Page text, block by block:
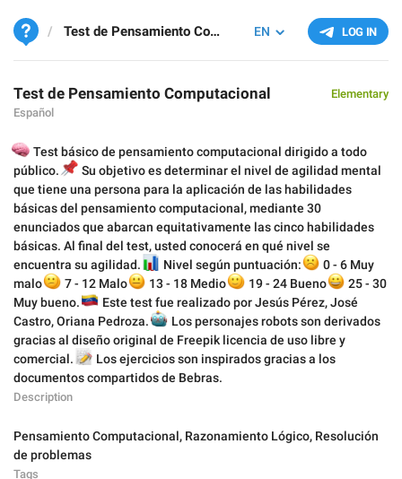
LOG IN
EN
Test de Pensamiento Computacional
Test de Pensamiento Computacional
Español
Elementary
Test básico de pensamiento computacional dirigido a todo
público.
Su objetivo es determinar el nivel de agilidad mental
que tiene una persona para la aplicación de las habilidades
básicas del pensamiento computacional, mediante 30
enunciados que abarcan equitativamente las cinco habilidades
básicas. Al final del test, usted conocerá en qué nivel se
encuentra su agilidad.
📊Nivel según puntuación:
☹️0 - 6 Muy
malo
7 - 12 Malo
😐13 - 18 Medio
🙂19 - 24 Bueno
😀25 - 30
Muy bueno.
Este test fue realizado por Jesús Pérez, José
Castro, Oriana Pedroza.
🤖Los personajes robots son derivados
gracias al diseño original de Freepik licencia de uso libre y
comercial.
Los ejercicios son inspirados gracias a los
documentos compartidos de Bebras.
Description
Pensamiento Computacional, Razonamiento Lógico, Resolución
de problemas
Tags